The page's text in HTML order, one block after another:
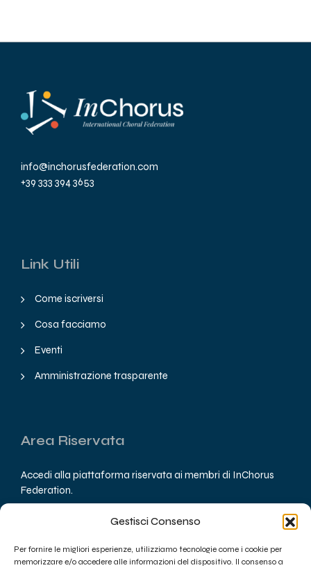
Gestisci Consenso
Per fornire le migliori esperienze, utilizziamo tecnologie come i cookie per
memorizzare e/o accedere alle informazioni del dispositivo. Il consenso a
info@inchorusfederation.com
+39 333 394 3653
Link Utili
Come iscriversi
Cosa facciamo
Eventi
Amministrazione trasparente
Area Riservata
Accedi alla piattaforma riservata ai membri di InChorus
Federation.